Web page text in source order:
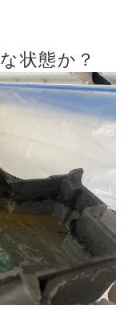
状態か？